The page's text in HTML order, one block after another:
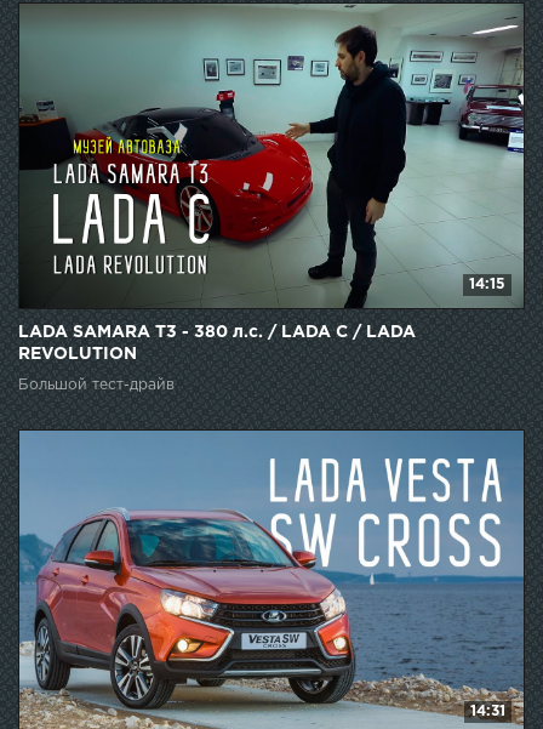
14:15
LADA SAMARA T3 - 380 л.с. / LADA C / LADA
REVOLUTION
Большой тест-драйв
14:31